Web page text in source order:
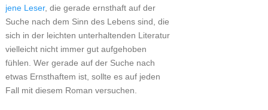
jene Leser, die gerade ernsthaft auf der
Suche nach dem Sinn des Lebens sind, die
sich in der leichten unterhaltenden Literatur
vielleicht nicht immer gut aufgehoben
fühlen. Wer gerade auf der Suche nach
etwas Ernsthaftem ist, sollte es auf jeden
Fall mit diesem Roman versuchen.